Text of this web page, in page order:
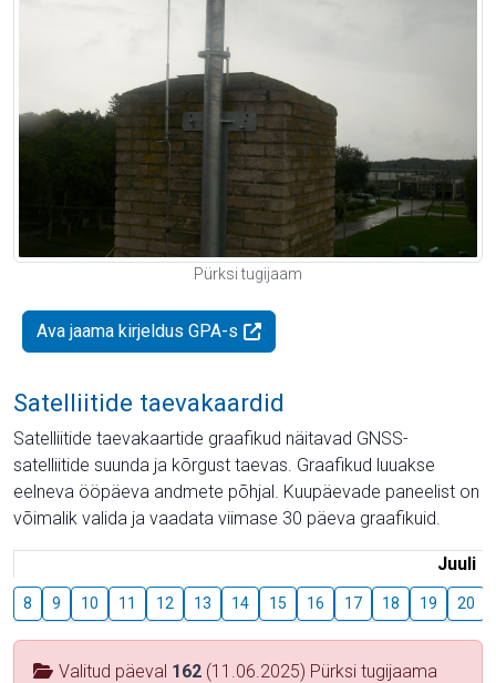
Pürksi tugijaam
Ava jaama kirjeldus GPA-s
Satelliitide taevakaardid
Satelliitide taevakaartide graafikud näitavad GNSS-
satelliitide suunda ja kõrgust taevas. Graafikud luuakse
eelneva ööpäeva andmete põhjal. Kuupäevade paneelist on
võimalik valida ja vaadata viimase 30 päeva graafikuid.
Juuli
8 9 10 11 12 13 14 15 16 17 18 19 20
Valitud päeval 162 (11.06.2025) Pürksi tugijaama